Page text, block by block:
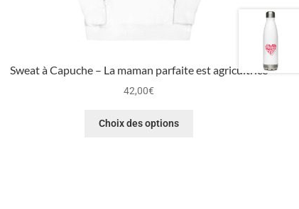
Sweat à Capuche – La maman parfaite est agricultrice
42,00€
Choix des options